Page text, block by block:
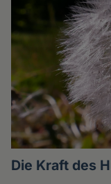
Die Kraft des